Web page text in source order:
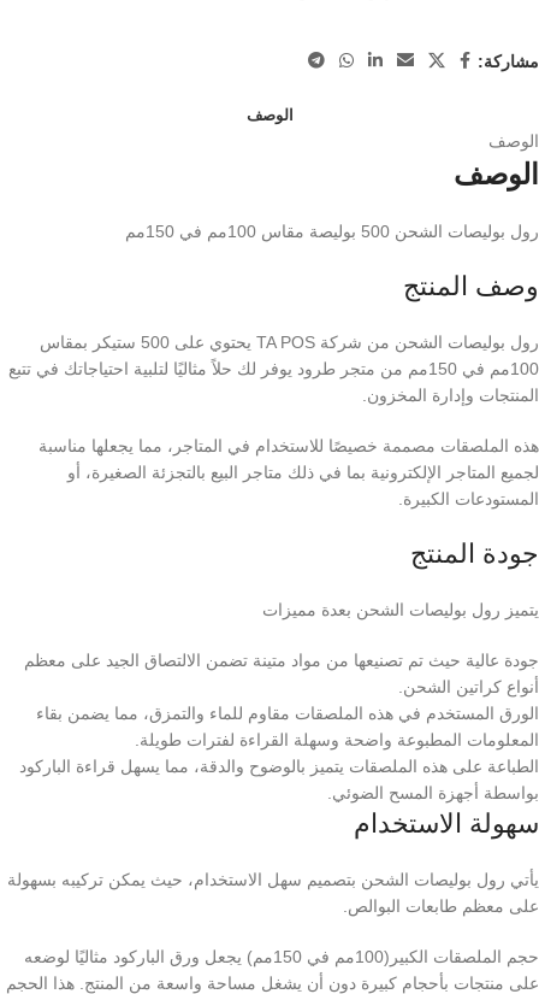
مشاركة:
الوصف
الوصف
الوصف
رول بوليصات الشحن 500 بوليصة مقاس 100مم في 150مم
وصف المنتج
رول بوليصات الشحن من شركة TA POS يحتوي على 500 ستيكر بمقاس
100مم في 150مم من متجر طرود يوفر لك حلاً مثاليًا لتلبية احتياجاتك في تتبع
المنتجات وإدارة المخزون.
هذه الملصقات مصممة خصيصًا للاستخدام في المتاجر، مما يجعلها مناسبة
لجميع المتاجر الإلكترونية بما في ذلك متاجر البيع بالتجزئة الصغيرة، أو
المستودعات الكبيرة.
جودة المنتج
يتميز رول بوليصات الشحن بعدة مميزات
جودة عالية حيث تم تصنيعها من مواد متينة تضمن الالتصاق الجيد على معظم
أنواع كراتين الشحن.
الورق المستخدم في هذه الملصقات مقاوم للماء والتمزق، مما يضمن بقاء
المعلومات المطبوعة واضحة وسهلة القراءة لفترات طويلة.
الطباعة على هذه الملصقات يتميز بالوضوح والدقة، مما يسهل قراءة الباركود
بواسطة أجهزة المسح الضوئي.
سهولة الاستخدام
يأتي رول بوليصات الشحن بتصميم سهل الاستخدام، حيث يمكن تركيبه بسهولة
على معظم طابعات البوالص.
حجم الملصقات الكبير(100مم في 150مم) يجعل ورق الباركود مثاليًا لوضعه
على منتجات بأحجام كبيرة دون أن يشغل مساحة واسعة من المنتج. هذا الحجم